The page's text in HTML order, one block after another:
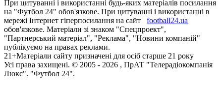
При цитуванні і використанні будь-яких матеріалів посилання
на "Футбол 24" обов'язкове. При цитуванні і використанні в
мережі Інтернет гіперпосилання на сайт
football24.ua
обов'язкове. Матеріали зі знаком "Спецпроект",
"Партнерський матеріал", "Реклама", "Новини компаній"
публікуємо на правах реклами.
21+Матеріали сайту призначені для осіб старше 21 року
Усi права захищенi. © 2005 - 2026 , ПрАТ "Телерадіокомпанія
Люкс". "Футбол 24".